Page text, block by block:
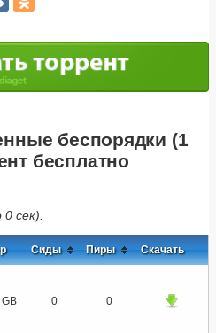
беспорядки (1
бесплатно
сек).
Сиды Пиры Скачать
0 0